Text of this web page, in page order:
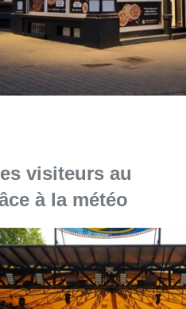
visiteurs au
à la météo